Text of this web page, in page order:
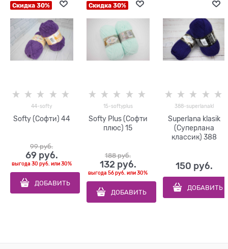
Скидка 30%
44-softy
Softy (Софти) 44
99 руб.
69 руб.
выгода 30 руб. или30%
ДОБАВИТЬ
Скидка 30%
15-softyplus
Softy Plus (Софти
плюс) 15
188 руб.
132 руб.
выгода56 руб. или30%
ДОБАВИТЬ
388-superlanakl
Superlana klasik
(Суперлана
классик) 388
150 руб.
ДОБАВИТЬ